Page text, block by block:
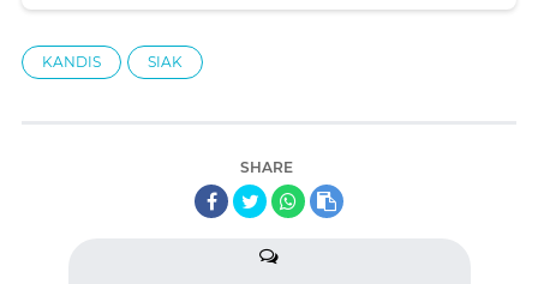
KANDIS SIAK
SHARE